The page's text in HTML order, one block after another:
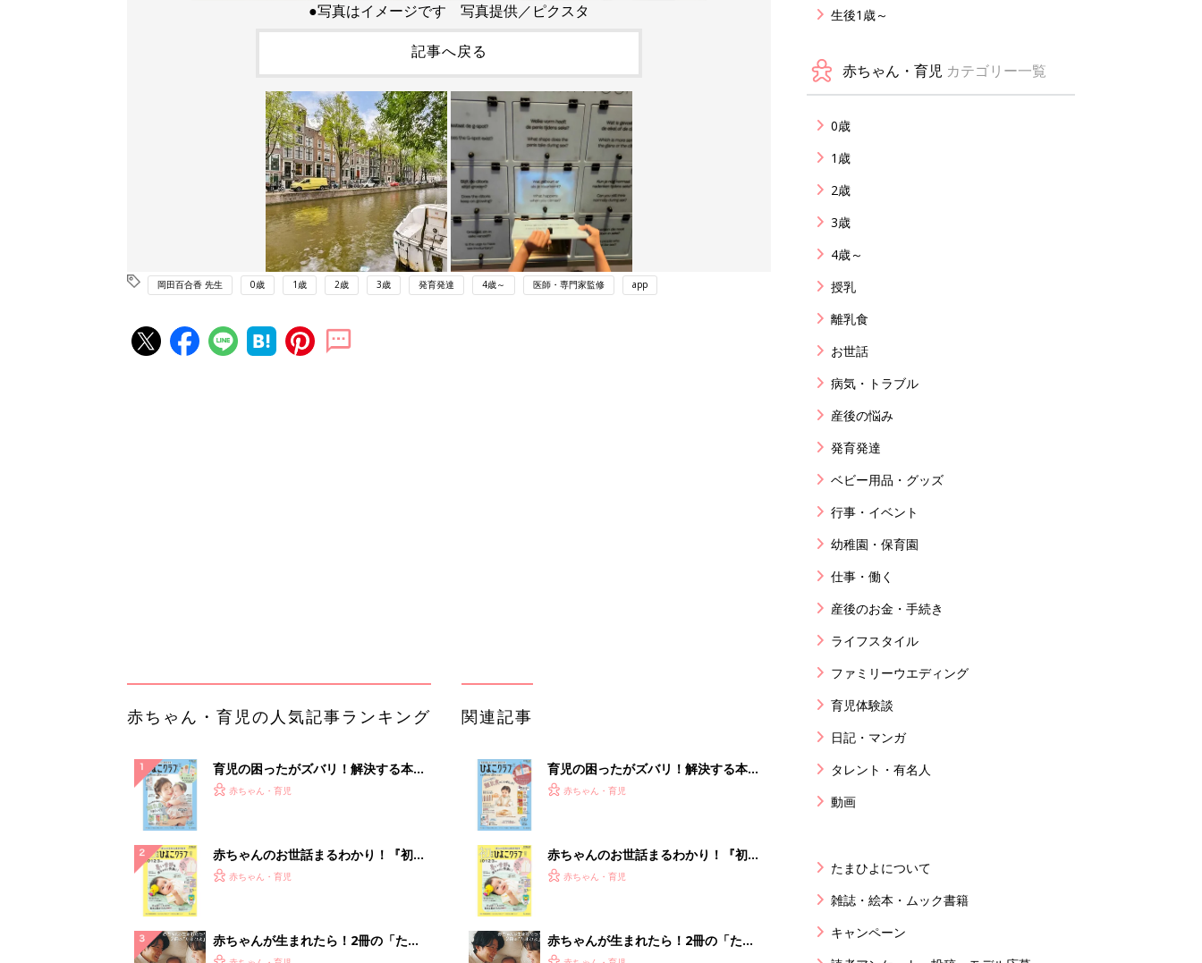
●写真はイメージです 写真提供／ピクスタ
記事へ戻る
岡田百合香 先生 0歳 1歳 2歳 3歳 発育発達 4歳～ 医師・専門家監修 app
しょに「うがいパワー」で一年中！
健やか
PR（iNova｜Hugkum）
ランキングをもっと見る
日常を支えるシニアカー
生後1歳～
赤ちゃん・育児 カテゴリー一覧
0歳
1歳
2歳
3歳
4歳～
授乳
離乳食
お世話
病気・トラブル
産後の悩み
発育発達
ベビー用品・グッズ
行事・イベント
幼稚園・保育園
仕事・働く
産後のお金・手続き
ライフスタイル
ファミリーウエディング
育児体験談
日記・マンガ
タレント・有名人
動画
たまひよについて
雑誌・絵本・ムック書籍
キャンペーン